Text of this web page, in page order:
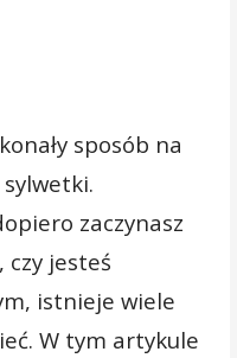
sposób na
zaczynasz
czy jesteś
istnieje wiele
W tym artykule